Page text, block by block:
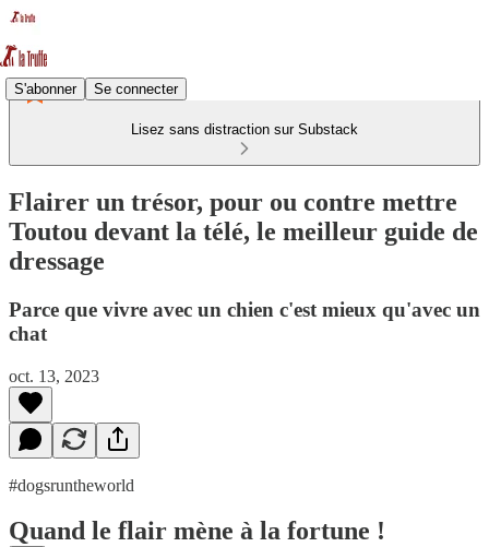
S'abonner Se connecter
Lisez sans distraction sur Substack
Flairer un trésor, pour ou contre mettre
Toutou devant la télé, le meilleur guide de
dressage
Parce que vivre avec un chien c'est mieux qu'avec un
chat
oct. 13, 2023
#dogsruntheworld
Quand le flair mène à la fortune !